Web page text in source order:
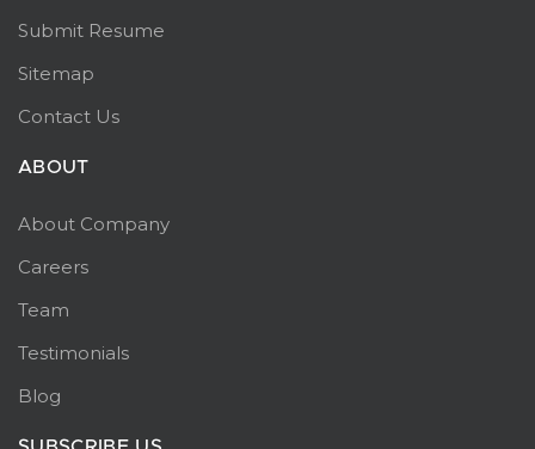
Submit Resume
Sitemap
Contact Us
ABOUT
About Company
Careers
Team
Testimonials
Blog